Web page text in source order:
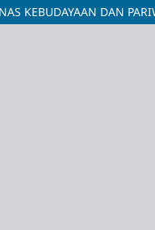
KEBUDAYAAN DAN